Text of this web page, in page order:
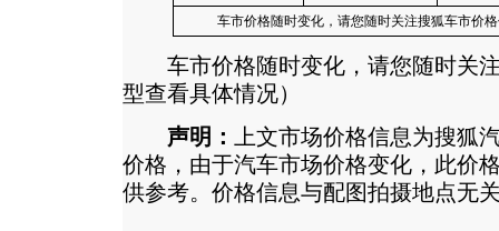
车市价格随时变化，请您随时关注搜狐车市价
车市价格随时变化，请您随时关注
型查看具体情况）
声明：
上文市场价格信息为搜狐
价格，由于汽车市场价格变化，此价
供参考。价格信息与配图拍摄地点无